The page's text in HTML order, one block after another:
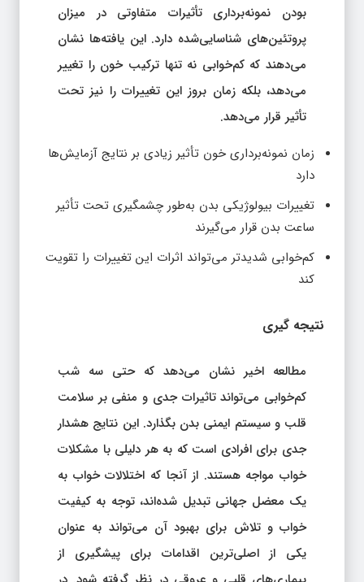
بودن نمونه‌برداری تأثیرات متفاوتی در میزان
پروتئین‌های شناسایی‌شده دارد. این یافته‌ها نشان
می‌دهند که کم‌خوابی نه تنها ترکیب خون را تغییر
می‌دهد، بلکه زمان بروز این تغییرات را نیز تحت
تأثیر قرار می‌دهد.
زمان نمونه‌برداری خون تأثیر زیادی بر نتایج آزمایش‌ها
دارد
تغییرات بیولوژیکی بدن به‌طور چشمگیری تحت تأثیر
ساعت بدن قرار می‌گیرند
کم‌خوابی شدیدتر می‌تواند اثرات این تغییرات را تقویت
کند
نتیجه‌ گیری
مطالعه اخیر نشان می‌دهد که حتی سه شب
کم‌خوابی می‌تواند تاثیرات جدی و منفی بر سلامت
قلب و سیستم ایمنی بدن بگذارد. این نتایج هشدار
جدی برای افرادی است که به هر دلیلی با مشکلات
خواب مواجه هستند. از آنجا که اختلالات خواب به
یک معضل جهانی تبدیل شده‌اند، توجه به کیفیت
خواب و تلاش برای بهبود آن می‌تواند به عنوان
یکی از اصلی‌ترین اقدامات برای پیشگیری از